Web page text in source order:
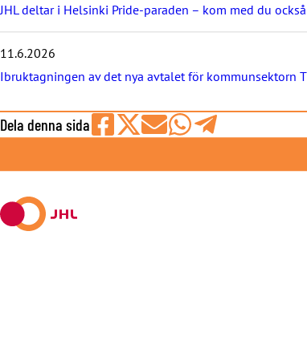
e
t
e
n
JHL deltar i Helsinki Pride-paraden – kom med du
11.6.2026
Ibruktagningen av det nya avtalet för kommunsektorn
Dela denna sida